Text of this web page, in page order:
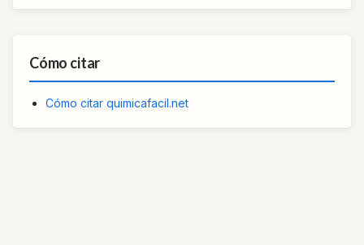
Cómo citar
Cómo citar quimicafacil.net